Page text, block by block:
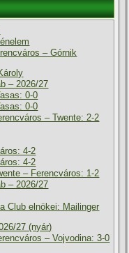
– Górnik
– 2026/27
0-0
0-0
– Twente: 2-2
4-2
4-2
– Ferencváros: 1-2
– 2026/27
Club elnökei: Mailinger
27 (nyár)
– Vojvodina: 3-0